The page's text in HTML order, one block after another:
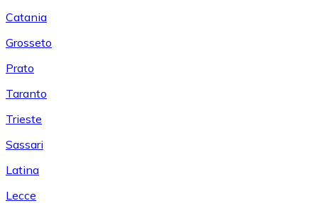
Catania
Grosseto
Prato
Taranto
Trieste
Sassari
Latina
Lecce